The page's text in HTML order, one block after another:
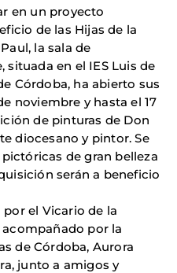
en un proyecto
de las Hijas de la
la sala de
situada en el IES Luis de
Córdoba, ha abierto sus
noviembre y hasta el 17
de pinturas de Don
diocesano y pintor. Se
de gran belleza
serán a beneficio
el Vicario de la
acompañado por la
de Córdoba, Aurora
junto a amigos y